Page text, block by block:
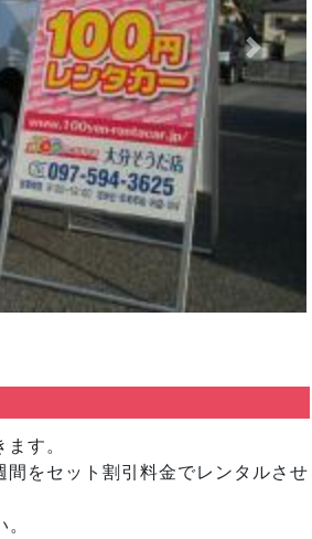
Next
す。
をセット割引料金でレンタルさせ